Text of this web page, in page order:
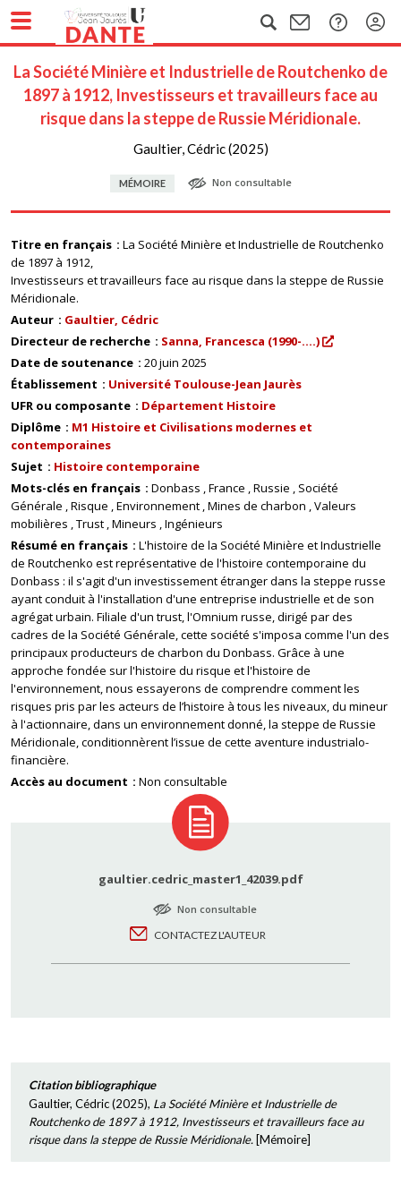
La Société Minière et Industrielle de Routchenko de
1897 à 1912, Investisseurs et travailleurs face au
risque dans la steppe de Russie Méridionale.
Gaultier, Cédric (2025)
MÉMOIRE Non consultable
Titre en français
La Société Minière et Industrielle de Routchenko
de 1897 à 1912,
Investisseurs et travailleurs face au risque dans la steppe de Russie
Méridionale.
Auteur
Gaultier, Cédric
Directeur de recherche
Sanna, Francesca (1990-....)
Date de soutenance
20 juin 2025
Établissement
Université Toulouse-Jean Jaurès
UFR ou composante
Département Histoire
Diplôme
M1 Histoire et Civilisations modernes et
contemporaines
Sujet
Histoire contemporaine
Mots-clés en français
Donbass France Russie
Société
Générale Risque Environnement Mines de charbon Valeurs
mobilières Trust Mineurs Ingénieurs
Résumé en français
L'histoire de la Société Minière et Industrielle
de Routchenko est représentative de l'histoire contemporaine du
Donbass : il s'agit d'un investissement étranger dans la steppe russe
ayant conduit à l'installation d'une entreprise industrielle et de son
agrégat urbain. Filiale d'un trust, l'Omnium russe, dirigé par des
cadres de la Société Générale, cette société s'imposa comme l'un des
principaux producteurs de charbon du Donbass. Grâce à une
approche fondée sur l'histoire du risque et l'histoire de
l'environnement, nous essayerons de comprendre comment les
risques pris par les acteurs de l’histoire à tous les niveaux, du mineur
à l'actionnaire, dans un environnement donné, la steppe de Russie
Méridionale, conditionnèrent l’issue de cette aventure industrialo-
financière.
Accès au document
Non consultable
gaultier.cedric_master1_42039.pdf
Non consultable
CONTACTEZ L'AUTEUR
Citation bibliographique
Gaultier, Cédric(2025), La Société Minière et Industrielle de
Routchenko de 1897 à 1912, Investisseurs et travailleurs face au
risque dans la steppe de Russie Méridionale. [Mémoire]